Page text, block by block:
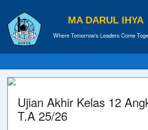
MA DARUL IHYA
Where Tomorrow's Leaders Come
Ujian Akhir Kelas 12
T.A 25/26